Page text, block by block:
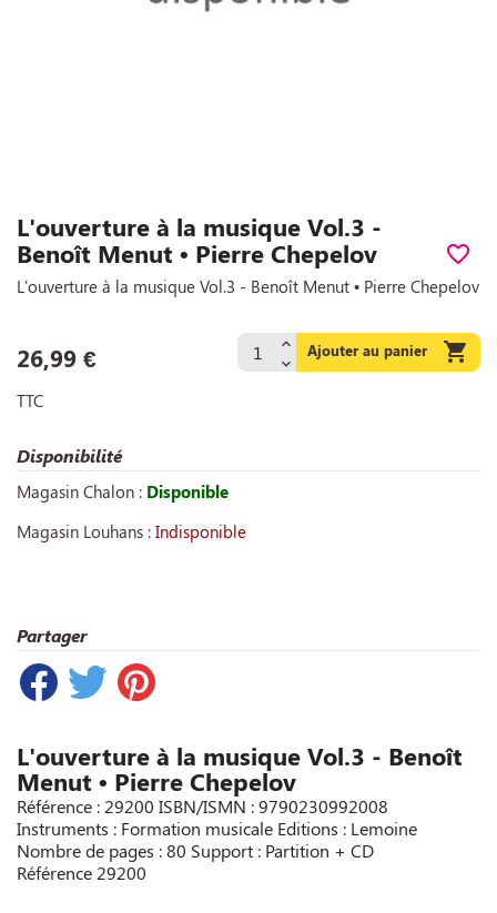
L'ouverture à la musique Vol.3 -
Benoît Menut • Pierre Chepelov
favorite_border
L'ouverture à la musique Vol.3 - Benoît Menut • Pierre Chepelov
26,99 € Ajouter au panier 
TTC
Disponibilité
Magasin Chalon : Disponible
Magasin Louhans : Indisponible
Partager
L'ouverture à la musique Vol.3 - Benoît
Menut • Pierre Chepelov
Référence : 29200 ISBN/ISMN : 9790230992008
Instruments : Formation musicale Editions : Lemoine
Nombre de pages : 80 Support : Partition + CD
Référence 29200